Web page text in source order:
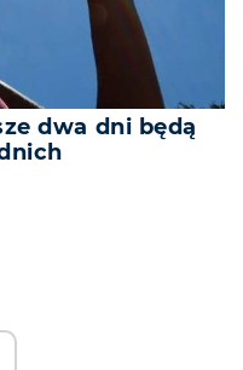
dwa dni będą